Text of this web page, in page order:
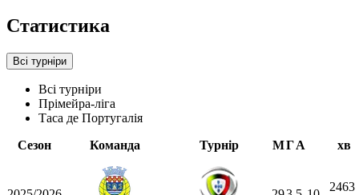
Статистика
Всі турніри
Всі турніри
Прімейра-ліга
Таса де Португалія
Сезон
Команда Турнір МГА хв
2463